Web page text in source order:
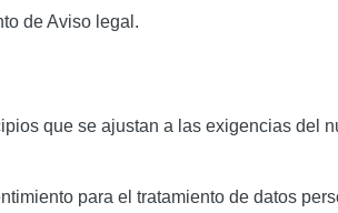
de Aviso legal.
que se ajustan a las exigencias del
para el tratamiento de datos